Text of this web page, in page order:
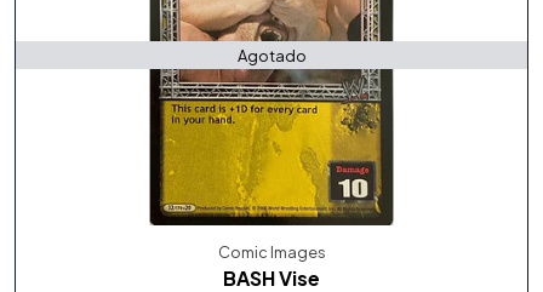
Agotado
Comic Images
BASH Vise